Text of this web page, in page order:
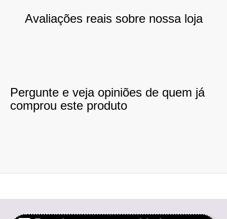
Avaliações reais sobre nossa loja
Pergunte e veja opiniões de quem já
comprou este produto